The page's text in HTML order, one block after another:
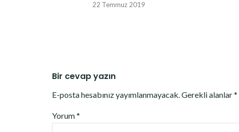
22 Temmuz 2019
Bir cevap yazın
E-posta hesabınız yayımlanmayacak.Gerekli alanlar*
Yorum*